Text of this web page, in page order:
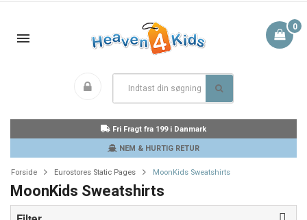
0
Fri Fragt fra 199 i Danmark
NEM & HURTIG RETUR
Forside Eurostores Static Pages MoonKids Sweatshirts
MoonKids Sweatshirts